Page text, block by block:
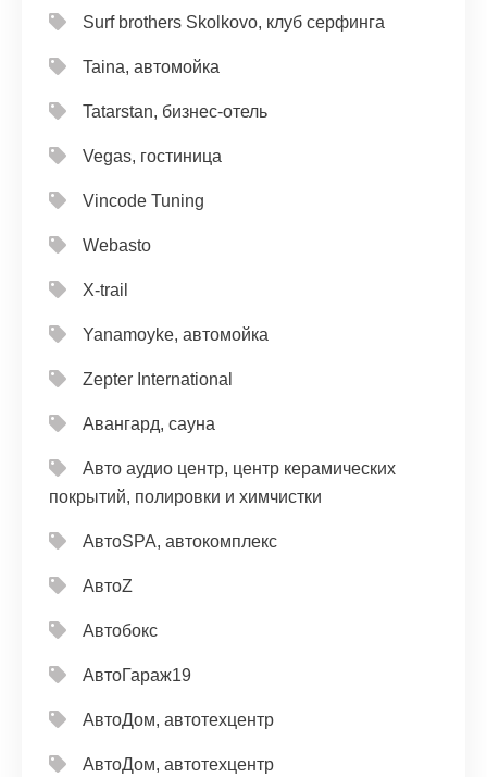
Surf brothers Skolkovo, клуб серфинга
Taina, автомойка
Tatarstan, бизнес-отель
Vegas, гостиница
Vincode Tuning
Webasto
X-trail
Yanamoyke, автомойка
Zepter International
Авангард, сауна
Авто аудио центр, центр керамических
покрытий, полировки и химчистки
АвтоSPA, автокомплекс
АвтоZ
Автобокс
АвтоГараж19
АвтоДом, автотехцентр
АвтоДом, автотехцентр